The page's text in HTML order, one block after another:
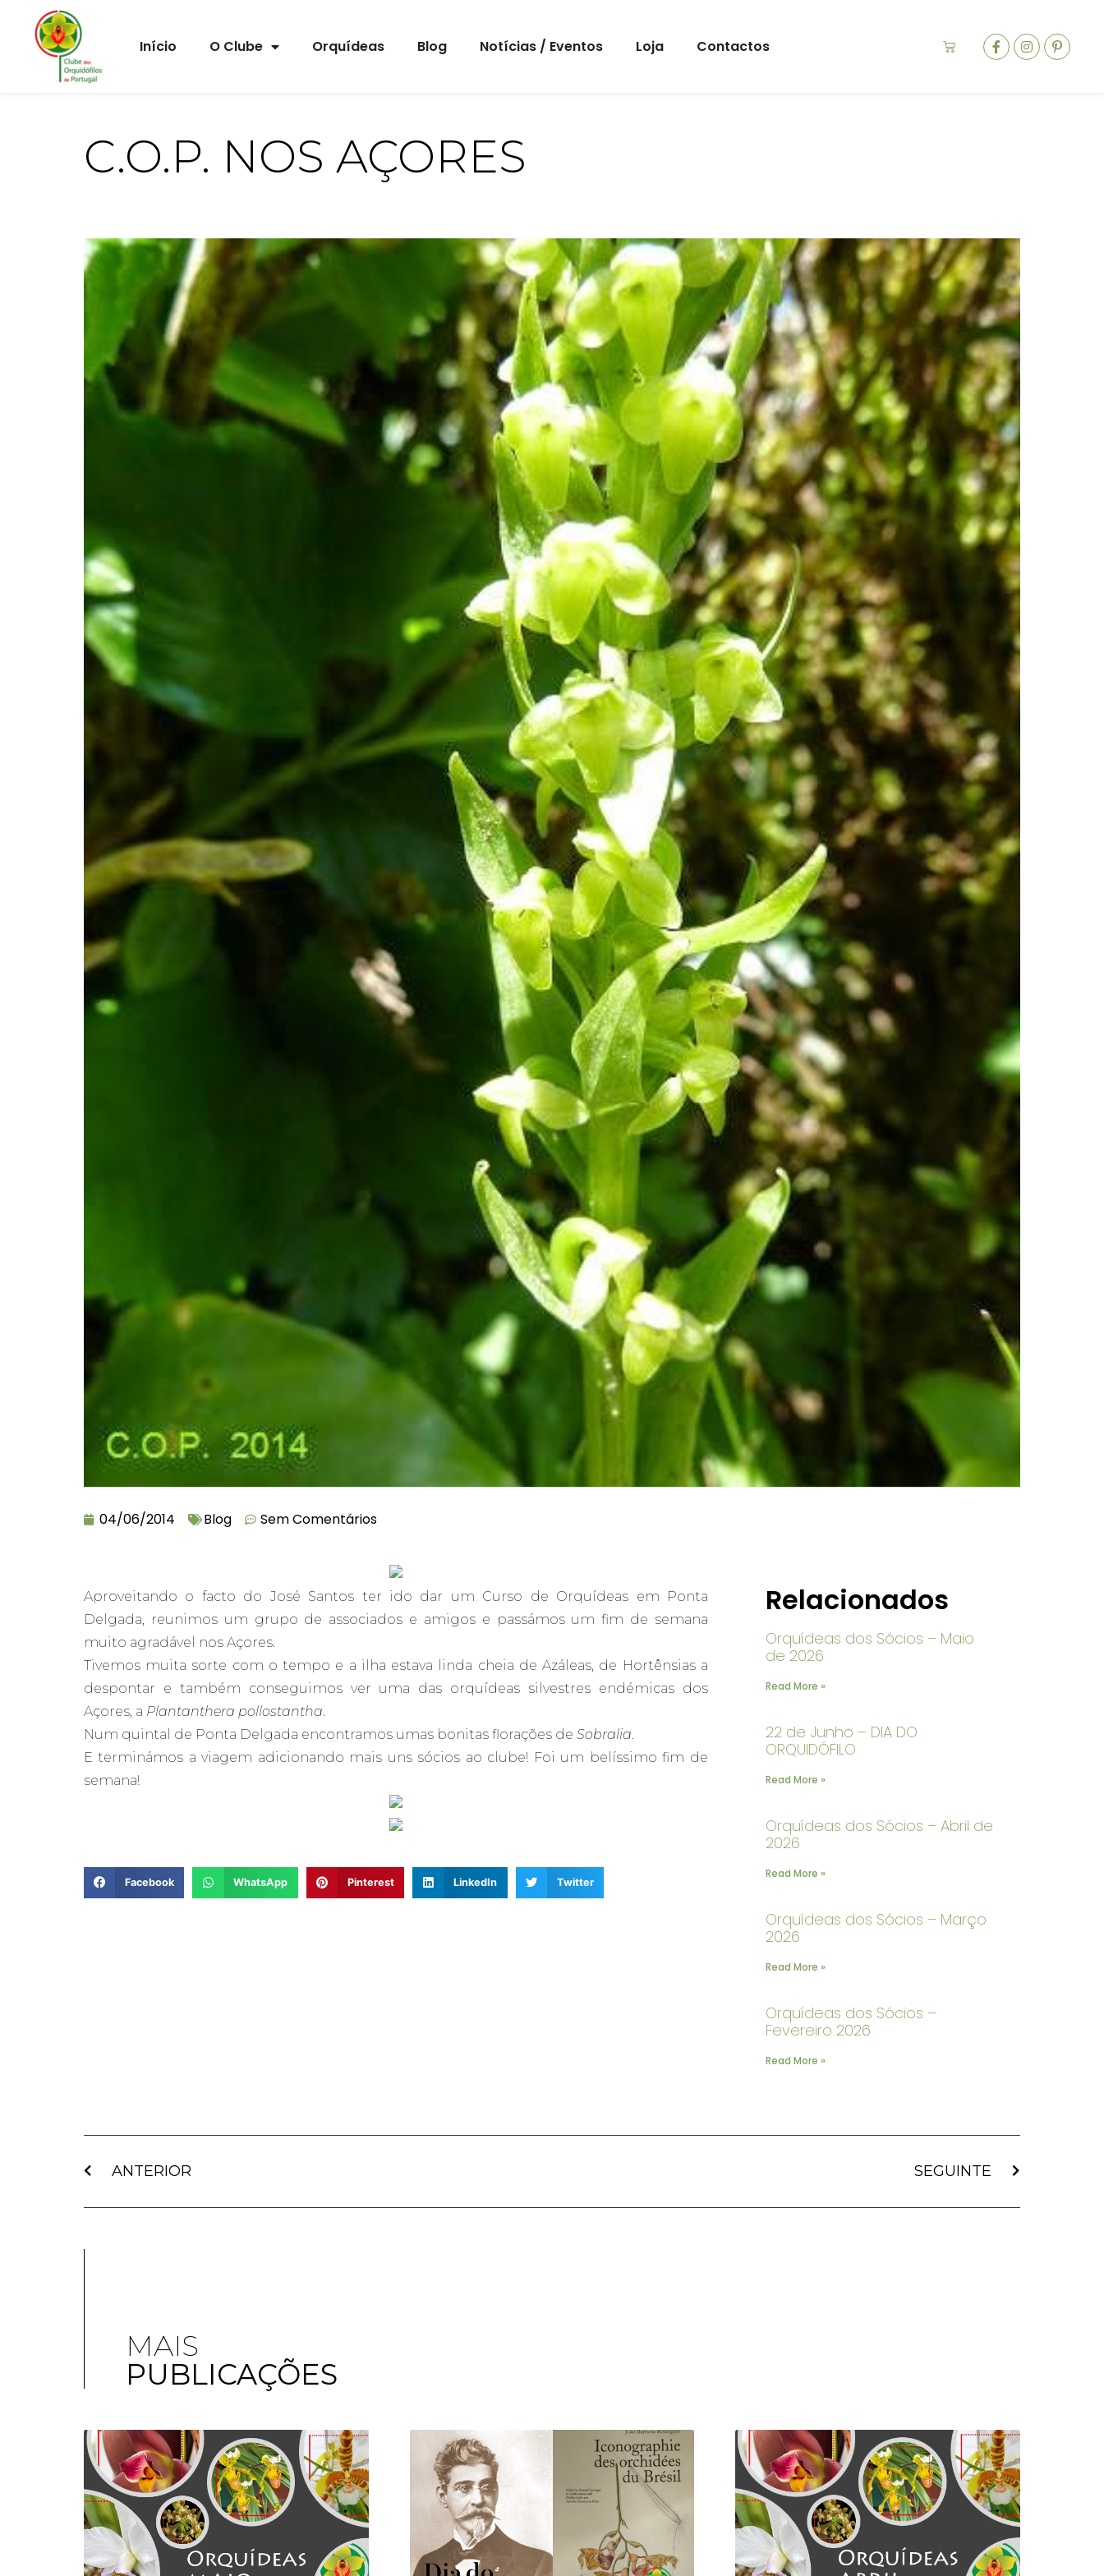
Início O Clube Orquídeas Blog Notícias / Eventos Loja Contactos
C.O.P. NOS AÇORES
04/06/2014 Blog Sem Comentários
Aproveitando o facto do José Santos ter ido dar um Curso de Orquídeas em Ponta
Delgada, reunimos um grupo de associados e amigos e passámos um fim de semana
muito agradável nos Açores.
Tivemos muita sorte com o tempo e a ilha estava linda cheia de Azáleas, de Hortênsias a
despontar e também conseguimos ver uma das orquídeas silvestres endémicas dos
Açores, a Plantanthera pollostantha.
Num quintal de Ponta Delgada encontramos umas bonitas florações de Sobralia.
E terminámos a viagem adicionando mais uns sócios ao clube! Foi um belíssimo fim de
semana!
Facebook WhatsApp Pinterest LinkedIn Twitter
Relacionados
Orquídeas dos Sócios – Maio
de 2026
Read More »
22 de Junho – DIA DO
ORQUIDÓFILO
Read More »
Orquídeas dos Sócios – Abril de
2026
Read More »
Orquídeas dos Sócios – Março
2026
Read More »
Orquídeas dos Sócios –
Fevereiro 2026
Read More »
ANTERIOR SEGUINTE
MAIS
PUBLICAÇÕES